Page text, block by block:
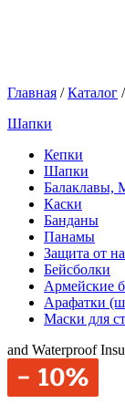
Главная /Каталог /
Шапки
Кепки
Шапки
Балаклавы,
Каски
Банданы
Панамы
Защита от
Бейсболки
Армейские
Арафатки
Маски для
and Waterproof